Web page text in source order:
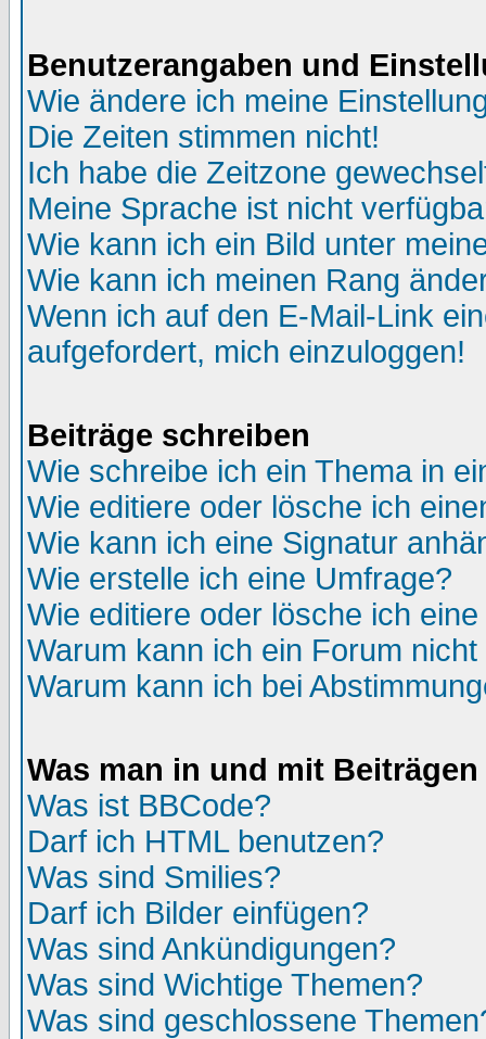
Benutzerangaben und
Wie ändere ich meine
Die Zeiten stimmen nicht!
Ich habe die Zeitzone
Meine Sprache ist nicht
Wie kann ich ein Bild unter
Wie kann ich meinen Rang
Wenn ich auf den E-Mail-Link
aufgefordert, mich einzuloggen!
Beiträge schreiben
Wie schreibe ich ein Thema in
Wie editiere oder lösche ich
Wie kann ich eine Signatur
Wie erstelle ich eine Umfrage?
Wie editiere oder lösche ich
Warum kann ich ein Forum
Warum kann ich bei
Was man in und mit
Was ist BBCode?
Darf ich HTML benutzen?
Was sind Smilies?
Darf ich Bilder einfügen?
Was sind Ankündigungen?
Was sind Wichtige Themen?
Was sind geschlossene